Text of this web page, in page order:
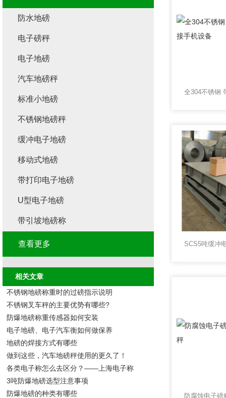
防水地磅
电子磅秤
电子地磅
汽车地磅秤
标准小地磅
不锈钢地磅秤
缓冲电子地磅
移动式地磅
带打印电子地磅
U型电子地磅
带引坡地磅称
查看更多
相关文章
不锈钢地磅称重时的过磅指示说明
不锈钢叉车秤的主要优势有哪些?
防爆地磅称重传感器如何安装
电子地磅、电子汽车衡如何做保养
地磅的焊接方式有哪些
做到这些，汽车地磅秤使用的更久了！
各类电子称怎么去区分？——上海电子称
3吨防爆地磅选型注意事项
防爆地磅的种类有哪些